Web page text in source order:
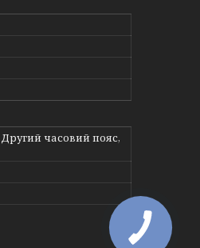
часовий пояс,